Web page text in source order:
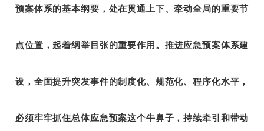
预案体系的基本纲要，处在贯通上下、牵动全局的重要节
点位置，起着纲举目张的重要作用。 推进应急预案体系建
设，全面提升突发事件的制度化、规范化、程序化水平，
必须牢牢抓住总体应急预案这个牛鼻子，持续牵引和带动